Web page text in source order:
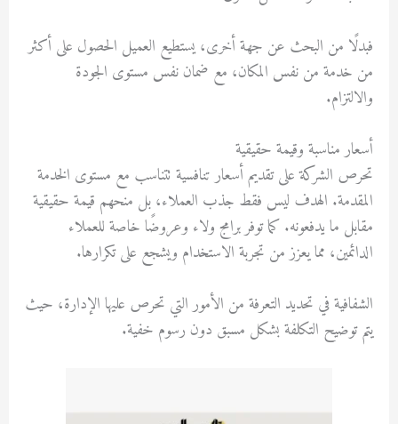
فبدلًا من البحث عن جهة أخرى، يستطيع العميل الحصول على أكثر
من خدمة من نفس المكان، مع ضمان نفس مستوى الجودة
والالتزام.
أسعار مناسبة وقيمة حقيقية
تحرص الشركة على تقديم أسعار تنافسية تتناسب مع مستوى الخدمة
المقدمة. الهدف ليس فقط جذب العملاء، بل منحهم قيمة حقيقية
مقابل ما يدفعونه. كما توفر برامج ولاء وعروضًا خاصة للعملاء
الدائمين، مما يعزز من تجربة الاستخدام ويشجع على تكرارها.
الشفافية في تحديد التعرفة من الأمور التي تحرص عليها الإدارة، حيث
يتم توضيح التكلفة بشكل مسبق دون رسوم خفية.